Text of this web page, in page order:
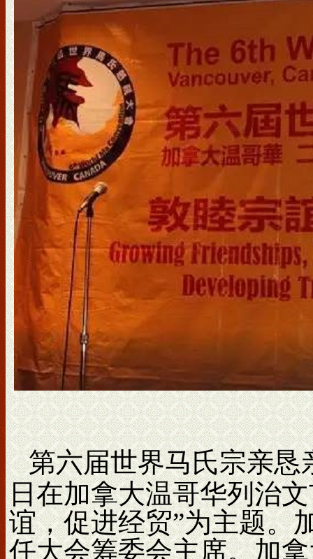
第六届世界马氏宗亲恳
日在加拿大温哥华列治
谊，促进经贸”为主题。
任大会筹委会主席。加